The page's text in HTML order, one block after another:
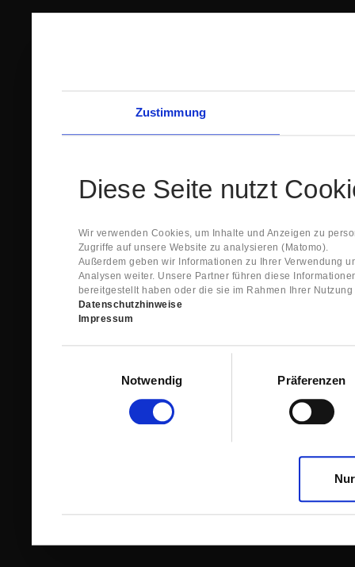
Zustimmung
Diese Seite nutzt
Wir verwenden Cookies, um Inhalte und Anzeigen zu
Zugriffe auf unsere Website zu analysieren (Matomo).
Außerdem geben wir Informationen zu Ihrer Verwendung
Analysen weiter. Unsere Partner führen diese
bereitgestellt haben oder die sie im Rahmen Ihrer
Datenschutzhinweise
Impressum
Notwendig
Präferenzen